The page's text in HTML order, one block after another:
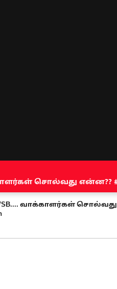
சொல்வது என்ன??
வாக்காளர்கள் சொல்வது